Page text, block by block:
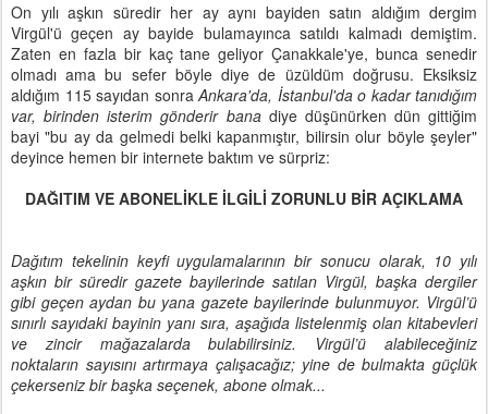
On yılı aşkın süredir her ay aynı bayiden satın aldığım dergim
Virgül'ü geçen ay bayide bulamayınca satıldı kalmadı demiştim.
Zaten en fazla bir kaç tane geliyor Çanakkale'ye, bunca senedir
olmadı ama bu sefer böyle diye de üzüldüm doğrusu. Eksiksiz
aldığım 115 sayıdan sonraAnkara'da, İstanbul'da o kadar tanıdığım
var, birinden isterim gönderir banadiye düşünürken dün gittiğim
bayi "bu ay da gelmedi belki kapanmıştır, bilirsin olur böyle şeyler"
deyince hemen bir internete baktım ve sürpriz:
DAĞITIM VE ABONELİKLE İLGİLİ ZORUNLU BİR AÇIKLAMA
Dağıtım tekelinin keyfi uygulamalarının bir sonucu olarak, 10 yılı
aşkın bir süredir gazete bayilerinde satılan Virgül, başka dergiler
gibi geçen aydan bu yana gazete bayilerinde bulunmuyor. Virgül’ü
sınırlı sayıdaki bayinin yanı sıra, aşağıda listelenmiş olan kitabevleri
ve zincir mağazalarda bulabilirsiniz. Virgül’ü alabileceğiniz
noktaların sayısını artırmaya çalışacağız; yine de bulmakta güçlük
çekerseniz bir başka seçenek, abone olmak...